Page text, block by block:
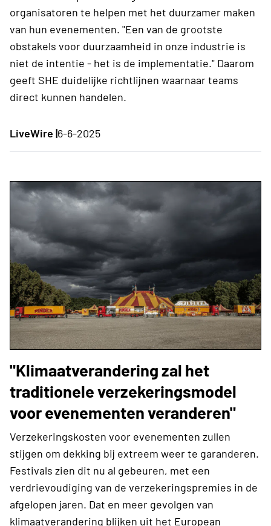
organisatoren te helpen met het duurzamer maken
van hun evenementen. "Een van de grootste
obstakels voor duurzaamheid in onze industrie is
niet de intentie - het is de implementatie." Daarom
geeft SHE duidelijke richtlijnen waarnaar teams
direct kunnen handelen.
LiveWire |6-6-2025
"Klimaatverandering zal het
traditionele verzekeringsmodel
voor evenementen veranderen"
Verzekeringskosten voor evenementen zullen
stijgen om dekking bij extreem weer te garanderen.
Festivals zien dit nu al gebeuren, met een
verdrievoudiging van de verzekeringspremies in de
afgelopen jaren. Dat en meer gevolgen van
klimaatverandering blijken uit het European